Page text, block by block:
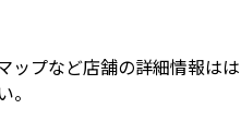
ップなど店舗の詳細情報はは